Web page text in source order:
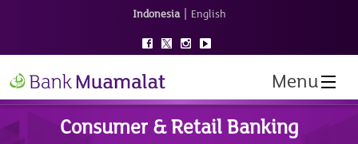
Indonesia | English
Menu
Consumer & Retail Banking